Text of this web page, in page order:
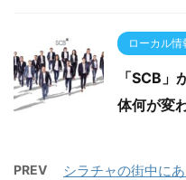
ローカル情
「SCB
体何が変
PREV
シラチャの街中に